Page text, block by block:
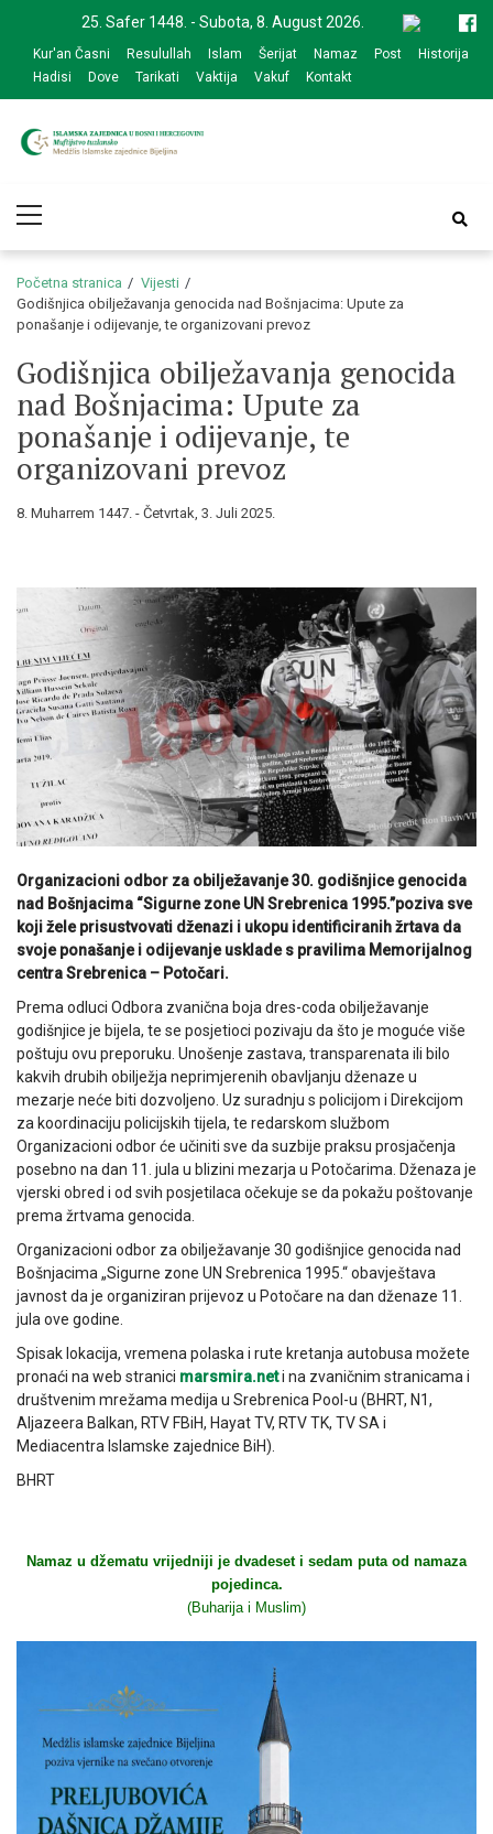
navigation
content
25. Safer 1448. - Subota, 8. August 2026.
Kur'an Časni Resulullah Islam Šerijat Namaz Post
Historija
Hadisi
Dove Tarikati Vaktija Vakuf Kontakt
zajednice Bijeljina
Menu
Početna stranica
Vijesti
Godišnjica obilježavanja genocida nad Bošnjacima: Upute za
ponašanje i odijevanje, te organizovani prevoz
Godišnjica obilježavanja genocida
nad Bošnjacima: Upute za
ponašanje i odijevanje, te
organizovani prevoz
8. Muharrem 1447. - Četvrtak, 3. Juli 2025.
Organizacioni odbor za obilježavanje 30. godišnjice genocida
nad Bošnjacima “Sigurne zone UN Srebrenica 1995.”poziva sve
koji žele prisustvovati dženazi i ukopu identificiranih žrtava da
svoje ponašanje i odijevanje usklade s pravilima Memorijalnog
centra Srebrenica – Potočari.
Prema odluci Odbora zvanična boja dres-coda obilježavanje
godišnjice je bijela, te se posjetioci pozivaju da što je moguće više
poštuju ovu preporuku. Unošenje zastava, transparenata ili bilo
kakvih drubih obilježja neprimjerenih obavljanju dženaze u
mezarje neće biti dozvoljeno. Uz suradnju s policijom i Direkcijom
za koordinaciju policijskih tijela, te redarskom službom
Organizacioni odbor će učiniti sve da suzbije praksu prosjačenja
posebno na dan 11. jula u blizini mezarja u Potočarima. Dženaza je
vjerski obred i od svih posjetilaca očekuje se da pokažu poštovanje
prema žrtvama genocida.
Organizacioni odbor za obilježavanje 30 godišnjice genocida nad
Bošnjacima „Sigurne zone UN Srebrenica 1995.“ obavještava
javnost da je organiziran prijevoz u Potočare na dan dženaze 11.
jula ove godine.
Spisak lokacija, vremena polaska i rute kretanja autobusa možete
pronaći na web stranici marsmira.neti na zvaničnim stranicama i
društvenim mrežama medija u Srebrenica Pool-u (BHRT, N1,
Aljazeera Balkan, RTV FBiH, Hayat TV, RTV TK, TV SA i
Mediacentra Islamske zajednice BiH).
BHRT
Namaz u džematu vrijedniji je dvadeset i sedam puta od namaza
pojedinca.
(Buharija i Muslim)